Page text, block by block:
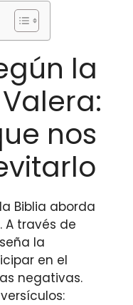
la
nos
Biblia aborda
través de
la
en el
negativas.